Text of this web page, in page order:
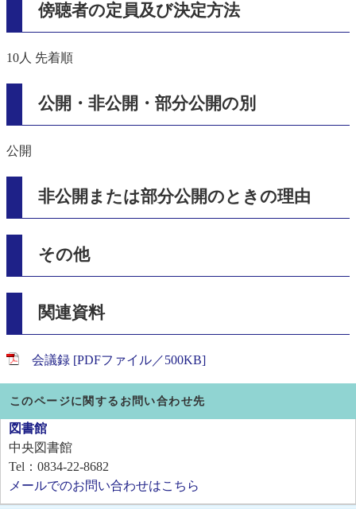
傍聴者の定員及び決定方法
10人 先着順
公開・非公開・部分公開の別
公開
非公開または部分公開のときの理由
その他
関連資料
会議録 [PDFファイル／500KB]
このページに関するお問い合わせ先
図書館
中央図書館
Tel：0834-22-8682
メールでのお問い合わせはこちら